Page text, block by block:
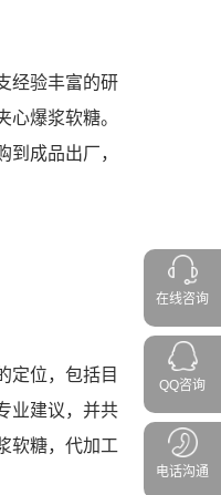
经验丰富的研
爆浆软糖。
成品出厂，
定位，包括目
业建议，并共
软糖，代加工
在线咨询
QQ咨询
电话沟通